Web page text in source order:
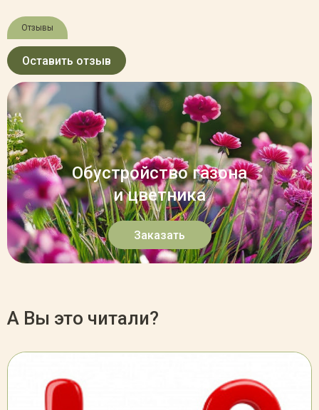
Отзывы
Оставить отзыв
Обустройство газона
и цветника
Заказать
А Вы это читали?